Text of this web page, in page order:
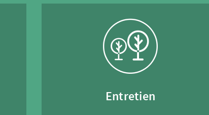
Entretien